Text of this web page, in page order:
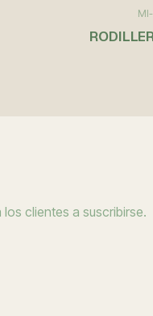
clientes a suscribirse.